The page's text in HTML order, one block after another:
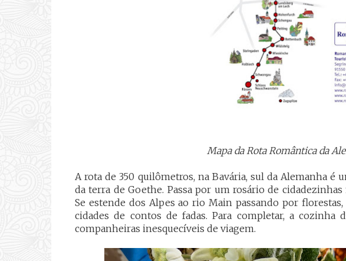
Mapa da Rota Romântica da
A rota de 350 quilômetros, na Bavária, sul da Alemanha é
da terra de Goethe. Passa por um rosário de
Se estende dos Alpes ao rio Main passando por
cidades de contos de fadas. Para completar, a cozinha
companheiras inesquecíveis de viagem.